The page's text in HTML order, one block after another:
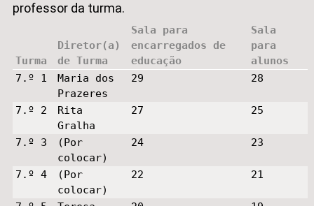
professor da turma.
Turma
Diretor(a)
de Turma
Sala para
encarregados de
educação
Sala
para
alunos
7.º 1
Maria dos
Prazeres
29 28
7.º 2
Rita
Gralha
27 25
7.º 3
(Por
colocar)
24 23
7.º 4
(Por
colocar)
22 21